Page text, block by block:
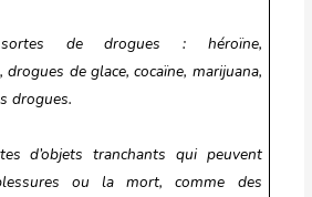
de drogues : héroïne,
drogues de glace, cocaïne, marijuana,
drogues.
d’objets tranchants qui peuvent
ou la mort, comme des